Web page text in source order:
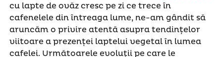
cu lapte de ovăz cresc pe zi ce trece în
cafenelele din întreaga lume, ne-am gândit să
aruncăm o privire atentă asupra tendințelor
viitoare a prezenței laptelui vegetal în lumea
cafelei. Următoarele evoluții pe care le